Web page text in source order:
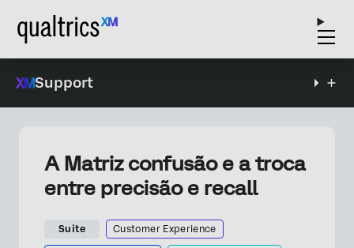
Support
A Matriz confusão e a troca
entre precisão e recall
Suite Customer Experience